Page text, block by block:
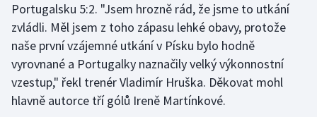
Judo
Krasobruslení
Lezení
Portugalsku 5:2. "Jsem hrozně rád, že jsme to utkání
zvládli. Měl jsem z toho zápasu lehké obavy, protože
naše první vzájemné utkání v Písku bylo hodně
vyrovnané a Portugalky naznačily velký výkonnostní
vzestup," řekl trenér Vladimír Hruška. Děkovat mohl
hlavně autorce tří gólů Ireně Martínkové.